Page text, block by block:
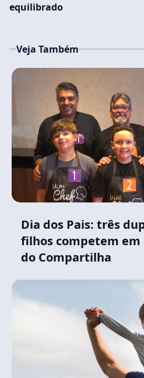
equilibrado
Veja Também
Dia dos Pais: três
filhos competem em
do Compartilha